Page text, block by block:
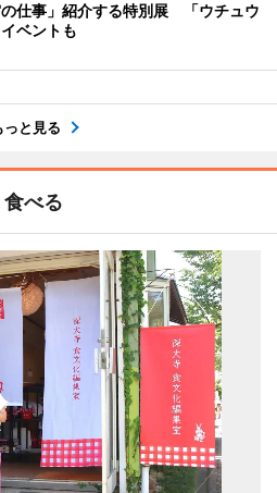
の仕事」紹介する特別展 「ウチュウ
ベントも
っと見る
食べる